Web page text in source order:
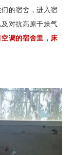
的宿舍，进入宿
对抗高原干燥气
空调的宿舍里，床